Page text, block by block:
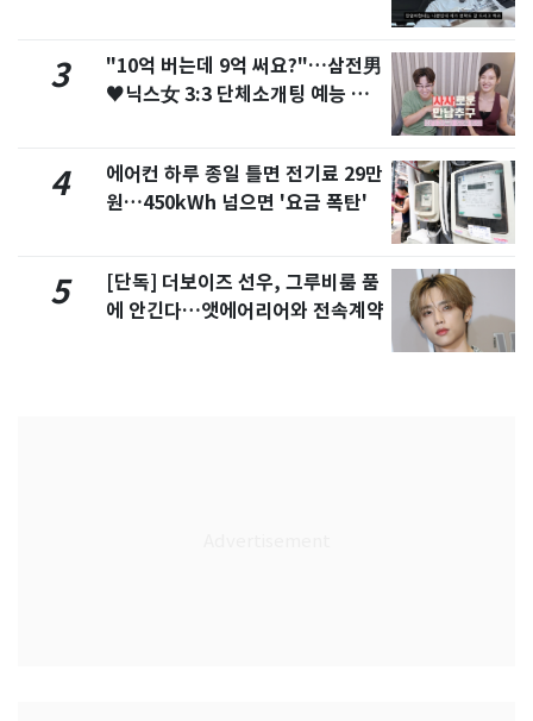
3
"10억 버는데 9억 써요?"…삼전男
♥닉스女 3:3 단체소개팅 예능 화
4
에어컨 하루 종일 틀면 전기료 29만
원…450kWh 넘으면 '요금 폭탄'
5
[단독] 더보이즈 선우, 그루비룸 품
에 안긴다…앳에어리어와 전속계약